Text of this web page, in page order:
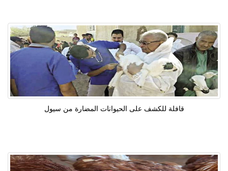
قافلة للكشف على الحيوانات المضارة من سيول